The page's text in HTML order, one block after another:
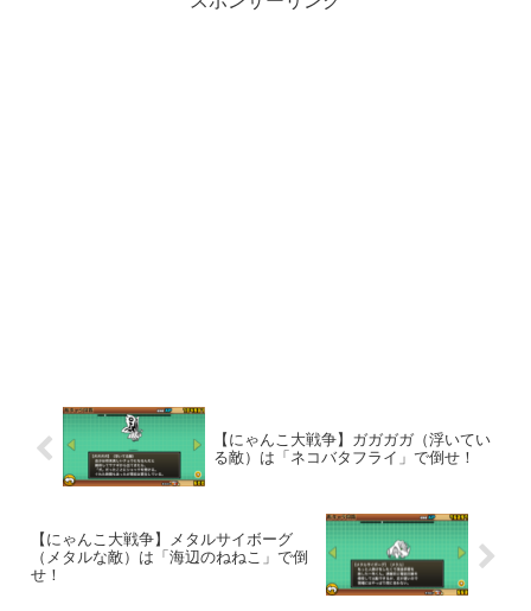
【にゃんこ大戦争】ガガガガ（浮いてい
る敵）は「ネコバタフライ」で倒せ！
【にゃんこ大戦争】メタルサイボーグ
（メタルな敵）は「海辺のねねこ」で倒
せ！